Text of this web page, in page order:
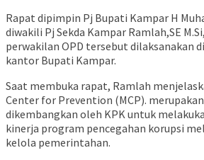
Rapat dipimpin Pj Bupati Kampar H
diwakili Pj Sekda Kampar Ramlah,SE
perwakilan OPD tersebut dilaksanakan
kantor Bupati Kampar.
Saat membuka rapat, Ramlah
Center for Prevention (MCP).
dikembangkan oleh KPK untuk
kinerja program pencegahan korupsi
kelola pemerintahan.